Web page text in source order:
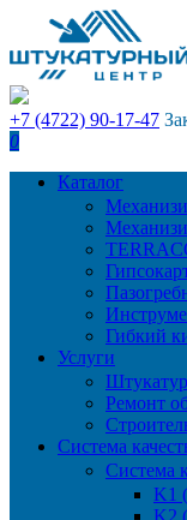
+7 (4722) 90-17-47
0
Каталог
Гибкий
Услуги
Ремонт
Система
Система
K1